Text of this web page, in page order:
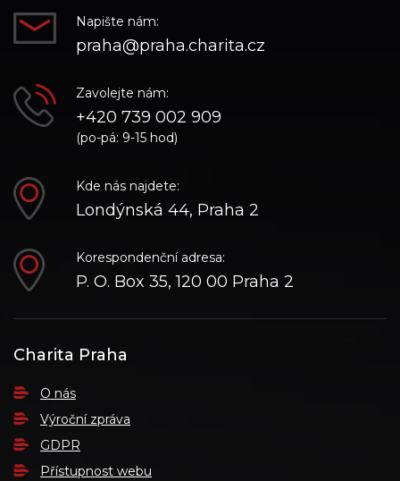
Napište nám:
praha@praha.charita.cz
Zavolejte nám:
+420 739 002 909
(po-pá: 9-15 hod)
Kde nás najdete:
Londýnská 44, Praha 2
Korespondenční adresa:
P. O. Box 35, 120 00 Praha 2
Charita Praha
O nás
Výroční zpráva
GDPR
Přístupnost webu